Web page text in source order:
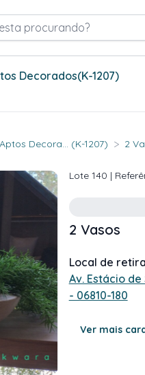
procurando?
Decorados(K-1207)
Decora... (K-1207) > 2
Lote 140 |
2 Vasos
Local de
Av. Estácio de
- 06810-180
Ver mais